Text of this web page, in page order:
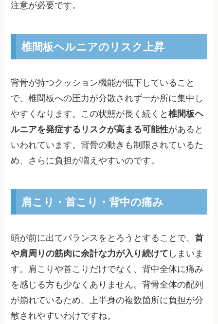
注意が必要です。
椎間板ヘルニアのリスク上昇
背骨が持つクッション機能が低下していること
で、椎間板への圧力が分散されず一か所に集中し
やすくなります。この状態が長く続くと椎間板ヘ
ルニアを発症するリスクが高まる可能性があると
いわれています。背骨の動きも制限されているた
め、さらに負担が増えやすいのです。
肩こり・首こり・背中の痛み
頭が前に出てバランスをとろうとすることで、首
や肩周りの筋肉に余計な力が入り続けて しまいま
す。肩こりや首こりだけでなく、背中全体に痛み
を感じる方も少なくありません。背骨全体の配列
が崩れているため、上半身の複数箇所に負担が分
散されやすいわけですね。